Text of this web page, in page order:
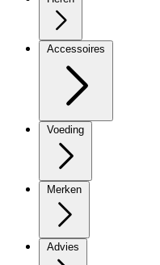
Accessoires
Voeding
Merken
Advies